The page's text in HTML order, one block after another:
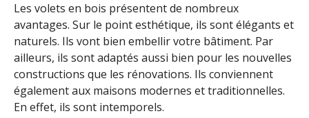
Les volets en bois présentent de nombreux
avantages. Sur le point esthétique, ils sont élégants et
naturels. Ils vont bien embellir votre bâtiment. Par
ailleurs, ils sont adaptés aussi bien pour les nouvelles
constructions que les rénovations. Ils conviennent
également aux maisons modernes et traditionnelles.
En effet, ils sont intemporels.